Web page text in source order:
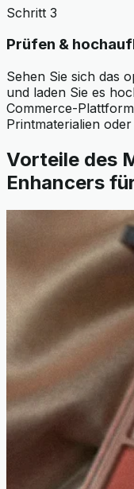
Schritt 3
Prüfen &
Sehen Sie sich das
und laden Sie es
Commerce-
Printmaterialien
Vorteile des
Enhancers